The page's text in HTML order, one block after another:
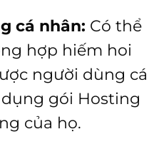
cá nhân: Có thể
hợp hiếm hoi
người dùng cá
gói Hosting
của họ.